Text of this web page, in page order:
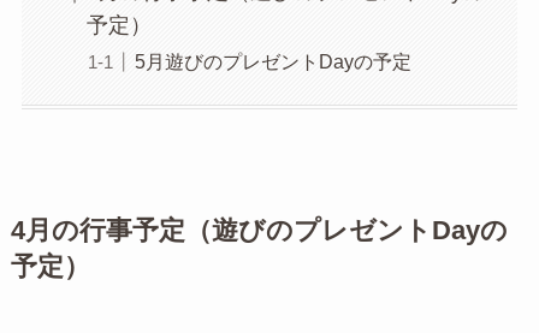
予定）
5月遊びのプレゼントDayの予定
4月の行事予定（遊びのプレゼントDayの
予定）